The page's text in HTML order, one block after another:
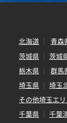
北海道 青森
茨城県 茨城
栃木県
群馬
埼玉県
埼玉
その他埼玉エ
千葉県
千葉